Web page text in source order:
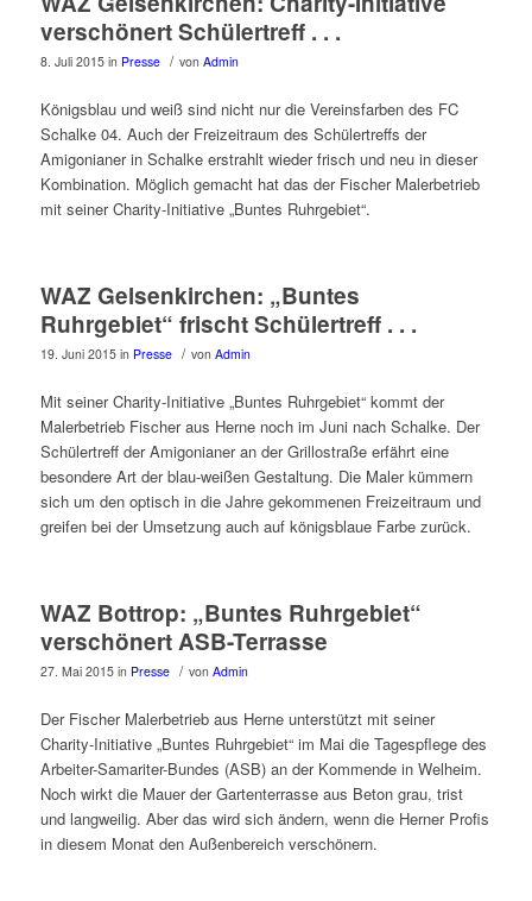
verschönert Schülertreff . . .
8. Juli 2015 in Presse / von Admin
Königsblau und weiß sind nicht nur die Vereinsfarben des FC
Schalke 04. Auch der Freizeitraum des Schülertreffs der
Amigonianer in Schalke erstrahlt wieder frisch und neu in dieser
Kombination. Möglich gemacht hat das der Fischer Malerbetrieb
mit seiner Charity-Initiative „Buntes Ruhrgebiet“.
WAZ Gelsenkirchen: „Buntes
Ruhrgebiet“ frischt Schülertreff . . .
19. Juni 2015 in Presse / von Admin
Mit seiner Charity-Initiative „Buntes Ruhrgebiet“ kommt der
Malerbetrieb Fischer aus Herne noch im Juni nach Schalke. Der
Schülertreff der Amigonianer an der Grillostraße erfährt eine
besondere Art der blau-weißen Gestaltung. Die Maler kümmern
sich um den optisch in die Jahre gekommenen Freizeitraum und
greifen bei der Umsetzung auch auf königsblaue Farbe zurück.
WAZ Bottrop: „Buntes Ruhrgebiet“
verschönert ASB-Terrasse
27. Mai 2015 in Presse / von Admin
Der Fischer Malerbetrieb aus Herne unterstützt mit seiner
Charity-Initiative „Buntes Ruhrgebiet“ im Mai die Tagespflege des
Arbeiter-Samariter-Bundes (ASB) an der Kommende in Welheim.
Noch wirkt die Mauer der Gartenterrasse aus Beton grau, trist
und langweilig. Aber das wird sich ändern, wenn die Herner Profis
in diesem Monat den Außenbereich verschönern.